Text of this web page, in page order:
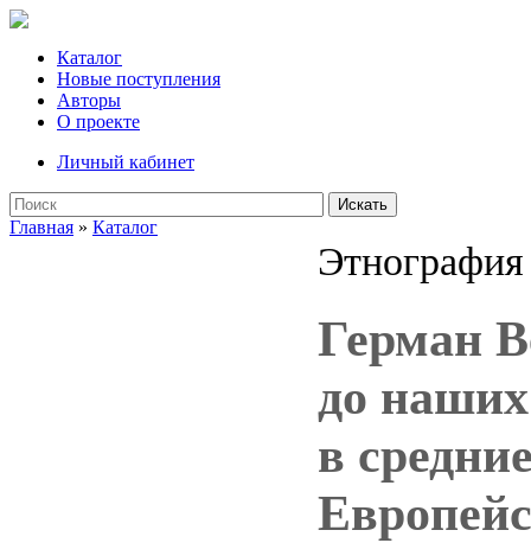
Каталог
Новые поступления
Авторы
О проекте
Личный кабинет
Искать
Главная » Каталог
Этнография
Герман
до
в